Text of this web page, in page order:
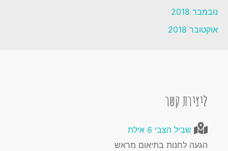
נובמבר 2018
אוקטובר 2018
ליצירת קשר
שביל הצבי 6 אילת
הגעה לחנות בתיאום מראש